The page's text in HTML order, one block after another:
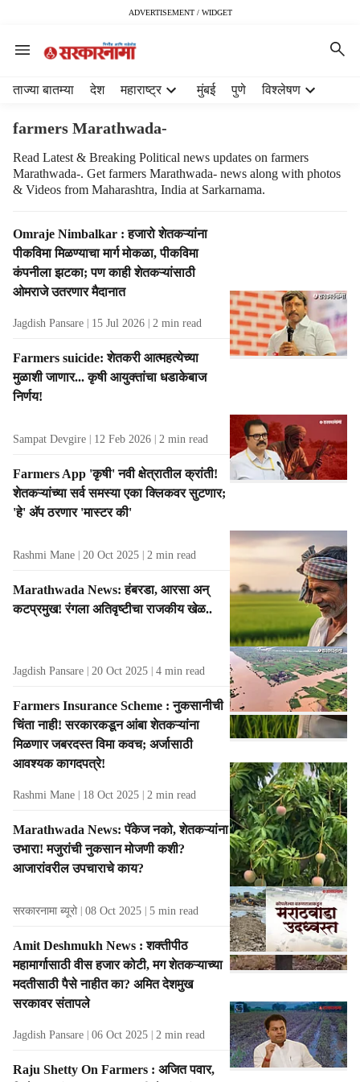
ADVERTISEMENT / WIDGET
ताज्या बातम्या देश महाराष्ट्र मुंबई पुणे विश्लेषण
farmers Marathwada-
Read Latest & Breaking Political news updates on farmers
Marathwada-. Get farmers Marathwada- news along with photos
& Videos from Maharashtra, India at Sarkarnama.
T
a
g
R
s
l
t
s
Omraje Nimbalkar : हजारो शेतकऱ्यांना
पीकविमा मिळण्याचा मार्ग मोकळा, पीकविमा
कंपनीला झटका; पण काही शेतकऱ्यांसाठी
ओमराजे उतरणार मैदानात
Jagdish Pansare 15 Jul 2026 2 min read
Farmers suicide: शेतकरी आत्महत्येच्या
मुळाशी जाणार... कृषी आयुक्तांचा धडाकेबाज
निर्णय!
Sampat Devgire 12 Feb 2026 2 min read
Farmers App 'कृषी' नवी क्षेत्रातील क्रांती!
शेतकऱ्यांच्या सर्व समस्या एका क्लिकवर सुटणार;
'हे' अ‍ॅप ठरणार 'मास्टर की'
Rashmi Mane 20 Oct 2025 2 min read
Marathwada News: हंबरडा, आरसा अन्
कटप्रमुख! रंगला अतिवृष्टीचा राजकीय खेळ..
Jagdish Pansare 20 Oct 2025 4 min read
Farmers Insurance Scheme : नुकसानीची
चिंता नाही! सरकारकडून आंबा शेतकऱ्यांना
मिळणार जबरदस्त विमा कवच; अर्जासाठी
आवश्यक कागदपत्रे!
Rashmi Mane 18 Oct 2025 2 min read
Marathwada News: पॅकेज नको, शेतकऱ्यांना
उभारा! मजुरांची नुकसान मोजणी कशी?
आजारांवरील उपचाराचे काय?
सरकारनामा ब्यूरो 08 Oct 2025 5 min read
Amit Deshmukh News : शक्तीपीठ
महामार्गासाठी वीस हजार कोटी, मग शेतकऱ्याच्या
मदतीसाठी पैसे नाहीत का? अमित देशमुख
सरकावर संतापले
Jagdish Pansare 06 Oct 2025 2 min read
Raju Shetty On Farmers : अजित पवार,